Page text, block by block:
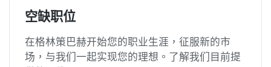
空缺职位
在格林策巴赫开始您的职业生涯，征服新的市
场，与我们一起实现您的理想。了解我们目前提